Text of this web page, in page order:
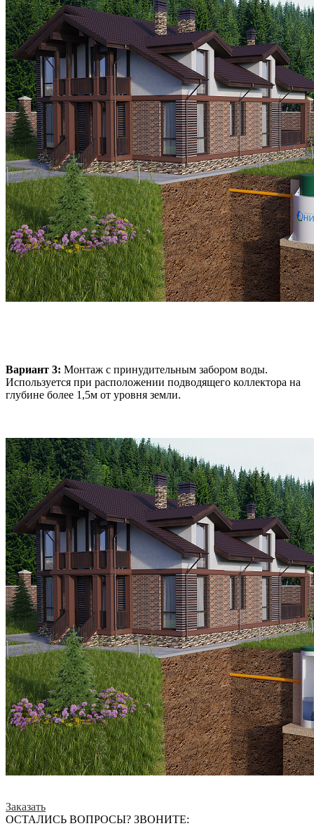
Вариант 3: Монтаж с принудительным забором воды.
Используется при расположении подводящего коллектора на
глубине более 1,5м от уровня земли.
Заказать
ОСТАЛИСЬ ВОПРОСЫ? ЗВОНИТЕ: